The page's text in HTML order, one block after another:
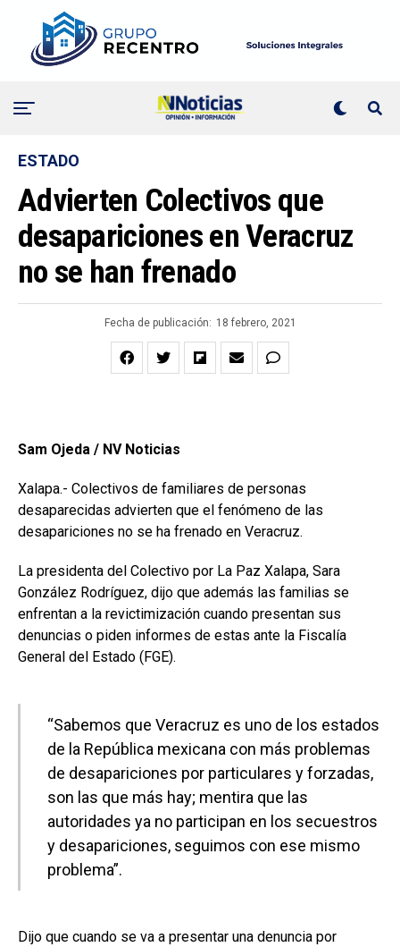
ESTADO
Advierten Colectivos que
desapariciones en Veracruz
no se han frenado
Fecha de publicación: 18 febrero, 2021
Sam Ojeda / NV Noticias
Xalapa.- Colectivos de familiares de personas
desaparecidas advierten que el fenómeno de las
desapariciones no se ha frenado en Veracruz.
La presidenta del Colectivo por La Paz Xalapa, Sara
González Rodríguez, dijo que además las familias se
enfrentan a la revictimización cuando presentan sus
denuncias o piden informes de estas ante la Fiscalía
General del Estado (FGE).
“Sabemos que Veracruz es uno de los estados
de la República mexicana con más problemas
de desapariciones por particulares y forzadas,
son las que más hay; mentira que las
autoridades ya no participan en los secuestros
y desapariciones, seguimos con ese mismo
problema”.
Dijo que cuando se va a presentar una denuncia por